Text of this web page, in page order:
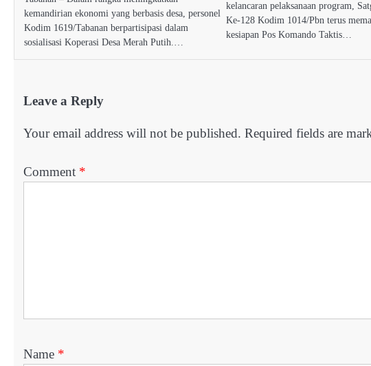
kemandirian ekonomi yang berbasis desa, personel
Kodim 1619/Tabanan berpartisipasi dalam
sosialisasi Koperasi Desa Merah Putih.…
kelancaran pelaksanaan program,
Ke-128 Kodim 1014/Pbn terus
kesiapan Pos Komando Taktis…
Leave a Reply
Your email address will not be published. Required fields are
Comment *
Name *